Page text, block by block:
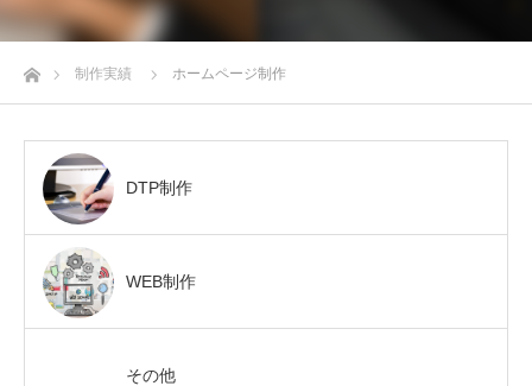
ホーム制作実績 ホームページ制作
DTP制作
WEB制作
その他